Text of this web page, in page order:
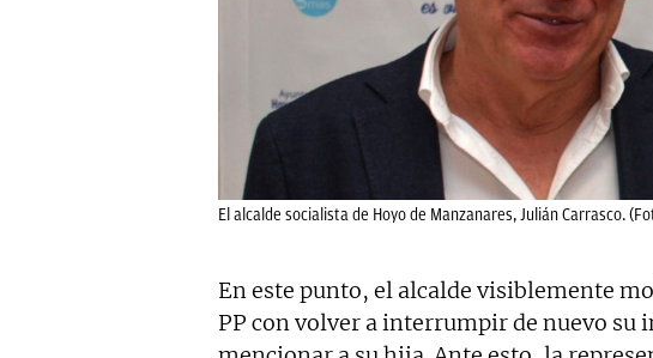
El alcalde socialista de Hoyo de Manzanares, Julián Carrasco.
En este punto, el alcalde visiblemente
PP con volver a interrumpir de nuevo su